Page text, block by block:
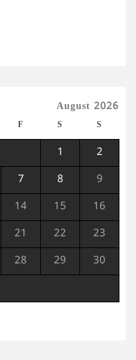
August 2026
F S S
1 2
7 8 9
14 15 16
21 22 23
28 29 30